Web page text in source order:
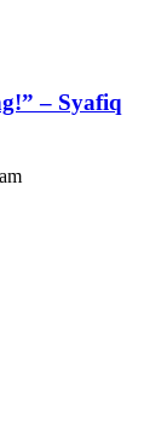
– Syafiq